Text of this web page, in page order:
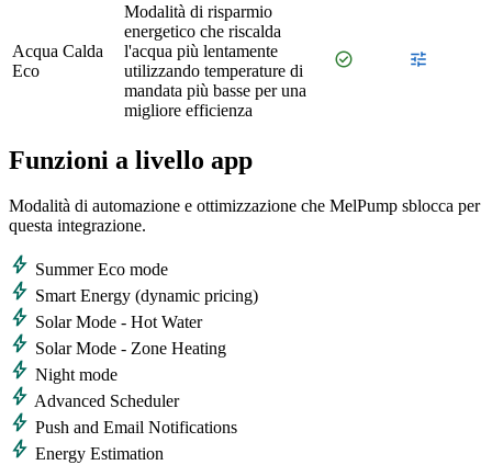
Acqua Calda
Eco
Modalità di risparmio
energetico che riscalda
l'acqua più lentamente
utilizzando temperature di
mandata più basse per una
migliore efficienza
check_circle tune
Funzioni a livello app
Modalità di automazione e ottimizzazione che MelPump sblocca per
questa integrazione.
bolt Summer Eco mode
bolt Smart Energy (dynamic pricing)
bolt Solar Mode - Hot Water
bolt Solar Mode - Zone Heating
bolt Night mode
bolt Advanced Scheduler
bolt Push and Email Notifications
bolt Energy Estimation